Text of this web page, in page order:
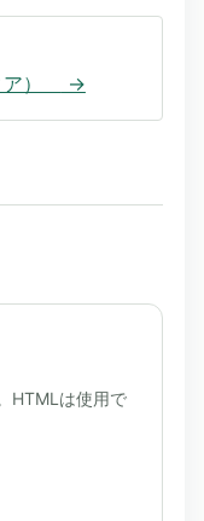
ア） →
HTMLは使用で